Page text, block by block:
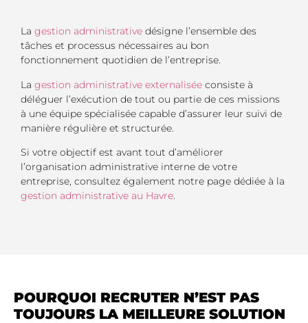
La gestion administrative désigne l’ensemble des
tâches et processus nécessaires au bon
fonctionnement quotidien de l’entreprise.
La gestion administrative externalisée consiste à
déléguer l’exécution de tout ou partie de ces missions
à une équipe spécialisée capable d’assurer leur suivi de
manière régulière et structurée.
Si votre objectif est avant tout d’améliorer
l’organisation administrative interne de votre
entreprise, consultez également notre page dédiée à la
gestion administrative au Havre.
POURQUOI RECRUTER N’EST PAS
TOUJOURS LA MEILLEURE SOLUTION